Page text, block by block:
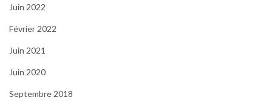
Juin 2022
Février 2022
Juin 2021
Juin 2020
Septembre 2018